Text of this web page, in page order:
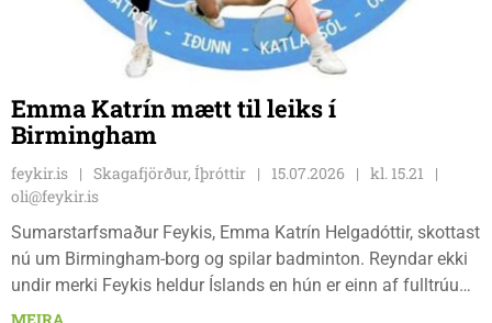
Emma Katrín mætt til leiks í
Birmingham
feykir.is Skagafjörður, Íþróttir 15.07.2026
kl. 15.21
oli@feykir.is
Sumarstarfsmaður Feykis, Emma Katrín Helgadóttir, skottast
nú um Birmingham-borg og spilar badminton. Reyndar ekki
undir merki Feykis heldur Íslands en hún er einn af fulltrúum
U19 landsliðs Íslands á All England Junior mótinu þessa